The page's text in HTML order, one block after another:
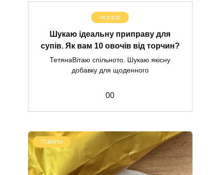
РАЗНОЕ
Шукаю ідеальну приправу для
супів. Як вам 10 овочів від торчин?
ТетянаВітаю спільното. Шукаю якісну
добавку для щоденного
00
ТОВАРЫ